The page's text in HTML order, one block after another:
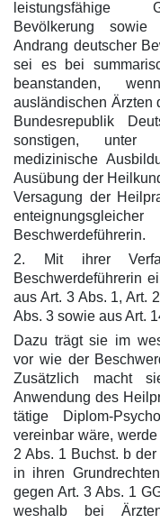
leistungsfähige
Bevölkerung
Andrang deutscher
sei es bei
beanstanden,
ausländischen Ärzten
Bundesrepublik
sonstigen, unter
medizinische
Ausübung der
Versagung der
Beschwerdeführerin.
2. Mit ihrer
Beschwerdeführerin
aus Art. 3 Abs. 1, Art.
Abs. 3 sowie aus Art.
Dazu trägt sie im
vor wie der
Zusätzlich macht
Anwendung des
tätige Diplom-
vereinbar wäre,
2 Abs. 1 Buchst. b
in ihren
gegen Art. 3 Abs. 1
weshalb bei